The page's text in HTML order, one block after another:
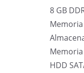
8 GB
Memoria
HDD